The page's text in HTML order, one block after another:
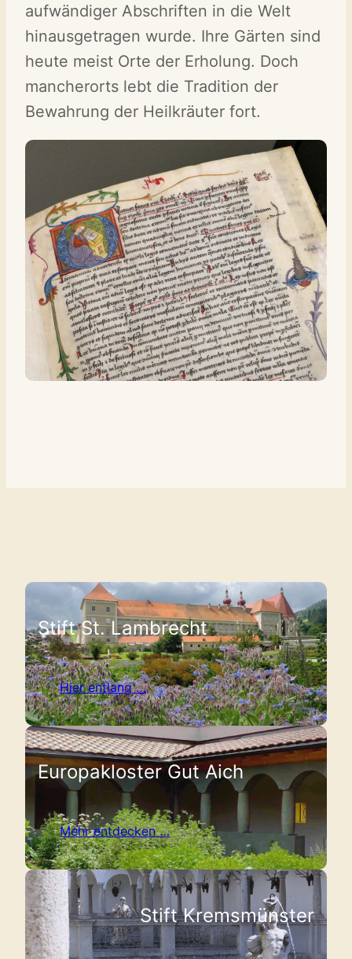
aufwändiger Abschriften in die Welt
hinausgetragen wurde. Ihre Gärten sind
heute meist Orte der Erholung. Doch
mancherorts lebt die Tradition der
Bewahrung der Heilkräuter fort.
Stift St. Lambrecht
Hier entlang …
Europakloster Gut Aich
Mehr entdecken …
Stift Kremsmünster